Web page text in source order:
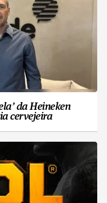
da Heineken
cervejeira